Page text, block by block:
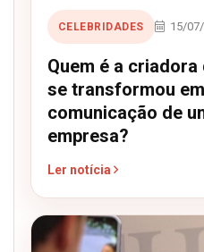
CELEBRIDADES 15/
Quem é a
se transformou
comunicação de
empresa?
Ler notícia